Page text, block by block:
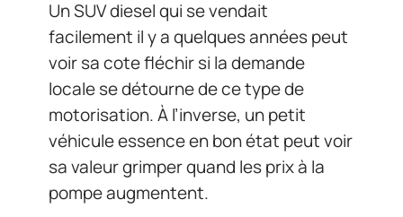
Un SUV diesel qui se vendait
facilement il y a quelques années peut
voir sa cote fléchir si la demande
locale se détourne de ce type de
motorisation. À l’inverse, un petit
véhicule essence en bon état peut voir
sa valeur grimper quand les prix à la
pompe augmentent.